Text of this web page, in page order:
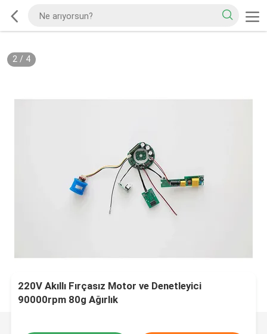
2/ 4
220V Akıllı Fırçasız Motor ve Denetleyici
90000rpm 80g Ağırlık